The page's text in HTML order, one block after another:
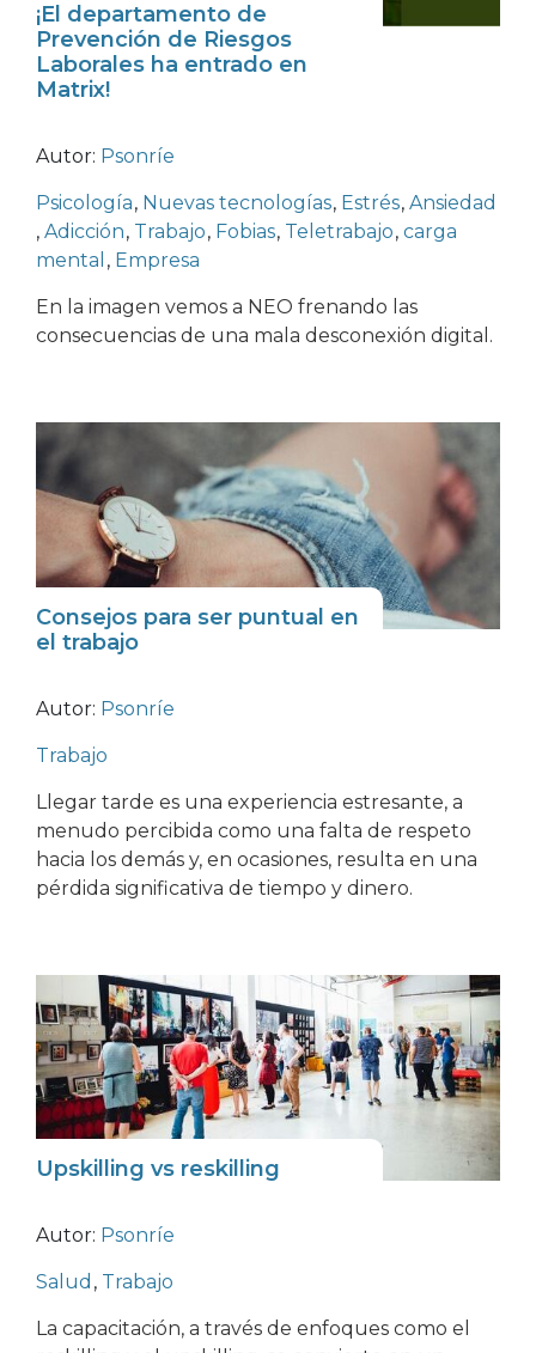
¡El departamento de
Prevención de Riesgos
Laborales ha entrado en
Matrix!
Autor: Psonríe
Psicología, Nuevas tecnologías, Estrés, Ansiedad
, Adicción, Trabajo, Fobias, Teletrabajo, carga
mental, Empresa
En la imagen vemos a NEO frenando las
consecuencias de una mala desconexión digital.
Consejos para ser puntual en
el trabajo
Autor: Psonríe
Trabajo
Llegar tarde es una experiencia estresante, a
menudo percibida como una falta de respeto
hacia los demás y, en ocasiones, resulta en una
pérdida significativa de tiempo y dinero.
Upskilling vs reskilling
Autor: Psonríe
Salud, Trabajo
La capacitación, a través de enfoques como el